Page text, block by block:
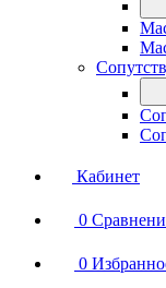
Кабинет
0
0